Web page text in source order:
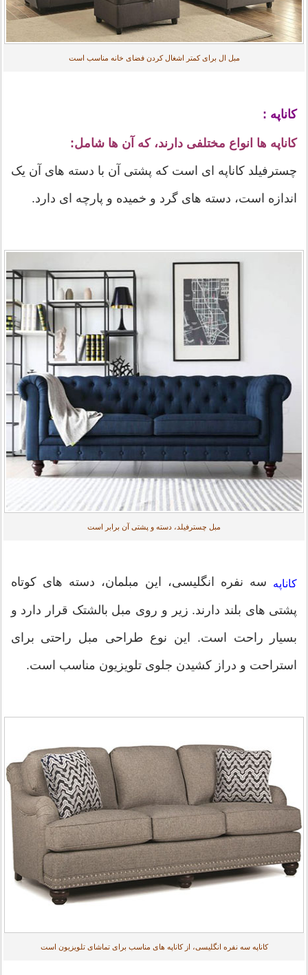
مبل ال برای کمتر اشغال کردن فضای خانه مناسب است
کاناپه :
کاناپه ها انواع مختلفی دارند، که آن ها شامل:
چسترفیلد کاناپه ای است که پشتی آن با دسته های آن یک
اندازه است، دسته های گرد و خمیده و پارچه ای دارد.
مبل چسترفیلد، دسته و پشتی آن برابر است
کاناپه سه نفره انگلیسی، این مبلمان، دسته های کوتاه
پشتی های بلند دارند. زیر و روی مبل بالشتک قرار دارد و
بسیار راحت است. این نوع طراحی مبل راحتی برای
استراحت و دراز کشیدن جلوی تلویزیون مناسب است.
کاناپه سه نفره انگلیسی، از کاناپه های مناسب برای تماشای تلویزیون است